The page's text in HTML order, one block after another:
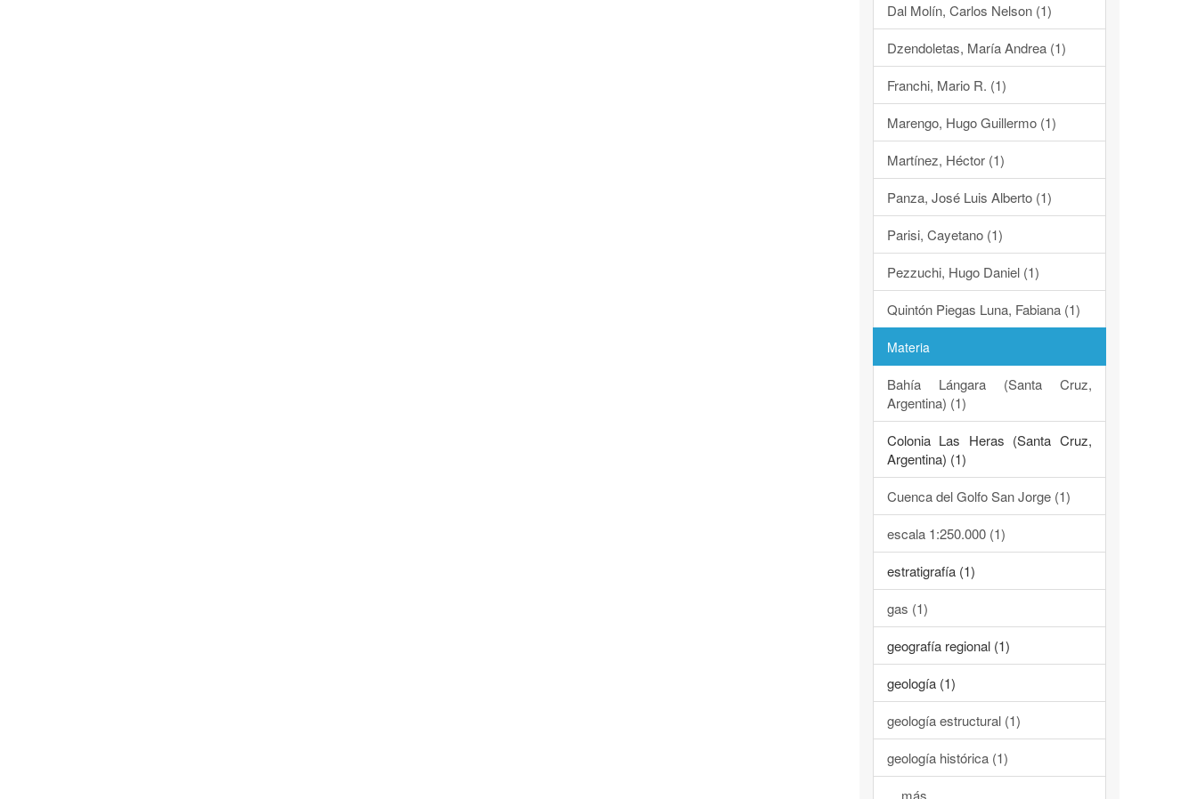
Dal Molín, Carlos Nelson (1)
Dzendoletas, María Andrea (1)
Franchi, Mario R. (1)
Marengo, Hugo Guillermo (1)
Martínez, Héctor (1)
Panza, José Luis Alberto (1)
Parisi, Cayetano (1)
Pezzuchi, Hugo Daniel (1)
Quintón Piegas Luna, Fabiana (1)
Materia
Bahía Lángara (Santa Cruz,
Argentina) (1)
Colonia Las Heras (Santa Cruz,
Argentina) (1)
Cuenca del Golfo San Jorge (1)
escala 1:250.000 (1)
estratigrafía (1)
gas (1)
geografía regional (1)
geología (1)
geología estructural (1)
geología histórica (1)
... más